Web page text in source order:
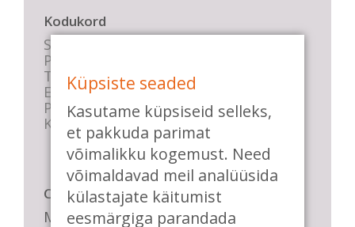
Kodukord
Stuudio sisekord
Privaatsustingimused
Tasemete kirjeldused
E-poe tingimused
Parkimise info
KKK
Casa de Baile
Me pühendume lõbusale olemisele,
Küpsiste seaded
Kasutame küpsiseid selleks,
et pakkuda parimat
võimalikku kogemust. Need
võimaldavad meil analüüsida
külastajate käitumist
eesmärgiga parandada